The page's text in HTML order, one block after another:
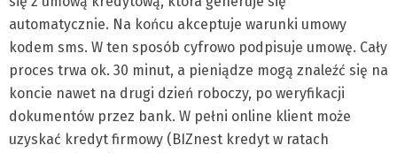
automatycznie. Na końcu akceptuje warunki umowy
kodem sms. W ten sposób cyfrowo podpisuje umowę. Cały
proces trwa ok. 30 minut, a pieniądze mogą znaleźć się na
koncie nawet na drugi dzień roboczy, po weryfikacji
dokumentów przez bank. W pełni online klient może
uzyskać kredyt firmowy (BIZnest kredyt w ratach